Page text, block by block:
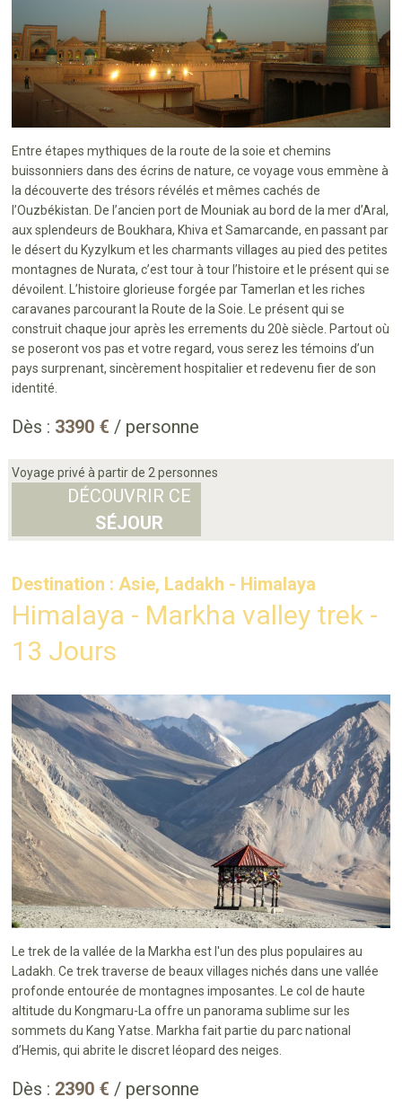
Entre étapes mythiques de la route de la soie et chemins
buissonniers dans des écrins de nature, ce voyage vous emmène à
la découverte des trésors révélés et mêmes cachés de
l’Ouzbékistan. De l’ancien port de Mouniak au bord de la mer d’Aral,
aux splendeurs de Boukhara, Khiva et Samarcande, en passant par
le désert du Kyzylkum et les charmants villages au pied des petites
montagnes de Nurata, c’est tour à tour l’histoire et le présent qui se
dévoilent. L’histoire glorieuse forgée par Tamerlan et les riches
caravanes parcourant la Route de la Soie. Le présent qui se
construit chaque jour après les errements du 20è siècle. Partout où
se poseront vos pas et votre regard, vous serez les témoins d’un
pays surprenant, sincèrement hospitalier et redevenu fier de son
identité.
Dès : 3390 € / personne
Voyage privé à partir de 2 personnes
DÉCOUVRIR CE
SÉJOUR
Destination : Asie, Ladakh - Himalaya
Himalaya - Markha valley trek -
13 Jours
Le trek de la vallée de la Markha est l'un des plus populaires au
Ladakh. Ce trek traverse de beaux villages nichés dans une vallée
profonde entourée de montagnes imposantes. Le col de haute
altitude du Kongmaru-La offre un panorama sublime sur les
sommets du Kang Yatse. Markha fait partie du parc national
d’Hemis, qui abrite le discret léopard des neiges.
Dès : 2390 € / personne